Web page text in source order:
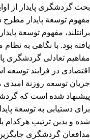
مفهوم توسعة پایدار مطرح
برانتلند، مفهوم توسعة
یافته بود. با نگاهی به
مفاهیم تعادلی گردشگری
اقتصادی در فرایند توسعه
جریان توسعه روزنة
پیشنهاد شده ‌است که
برای دستیابی به توسعة
شده و بدین ترتیب هرکدام
مدافعان گردشگری